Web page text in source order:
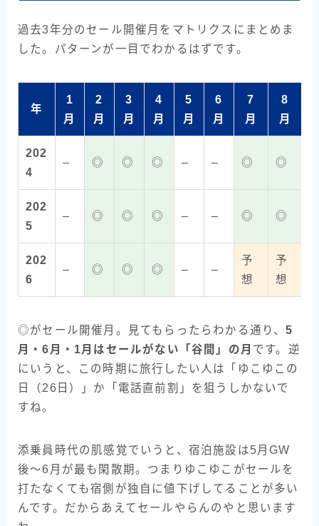
過去3年分のセール開催月をマトリクスにまとめま
した。パターンが一目でわかるはずです。
年
1
月
2
月
3
月
4
月
5
月
6
月
7
月
8
月
202
4
– ◎ ◎ ◎ – – ◎ ◎
202
5
– ◎ ◎ ◎ – – ◎ ◎
202
6
– ◎ ◎ ◎ – –
予
想
予
想
◎がセール開催月。見てもらったらわかる通り、5
月・6月・1月はセールがない「谷間」の月 です。逆
にいうと、この時期に旅行したい人は「ゆこゆこの
日（26日）」か「電話直前割」を狙うしかないで
すね。
添乗員時代の肌感覚でいうと、宿泊施設は5月GW
後〜6月が最も閑散期。つまりゆこゆこがセールを
打たなくても宿側が独自に値下げしてることが多い
んです。だからあえてセールやらんのやと思います